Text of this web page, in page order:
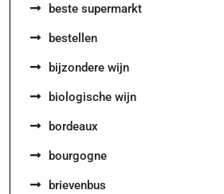
beste supermarkt
bestellen
bijzondere wijn
biologische wijn
bordeaux
bourgogne
brievenbus